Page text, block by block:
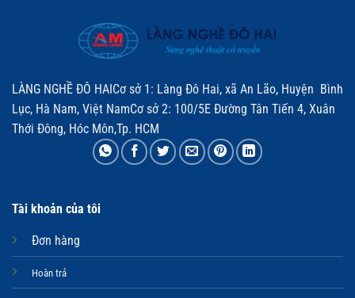
LÀNG NGHỀ ĐÔ HAICơ sở 1: Làng Đô Hai, xã An Lão, Huyện Bình
Lục, Hà Nam, Việt NamCơ sở 2: 100/5E Đường Tân Tiến 4, Xuân
Thới Đông, Hóc Môn,Tp. HCM
Tài khoản của tôi
Đơn hàng
Hoàn trả